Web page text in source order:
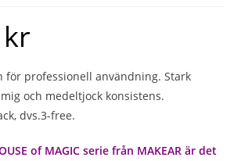
kr
för professionell användning. Stark
och medeltjock konsistens.
dvs.3-free.
of MAGIC serie från MAKEAR är det